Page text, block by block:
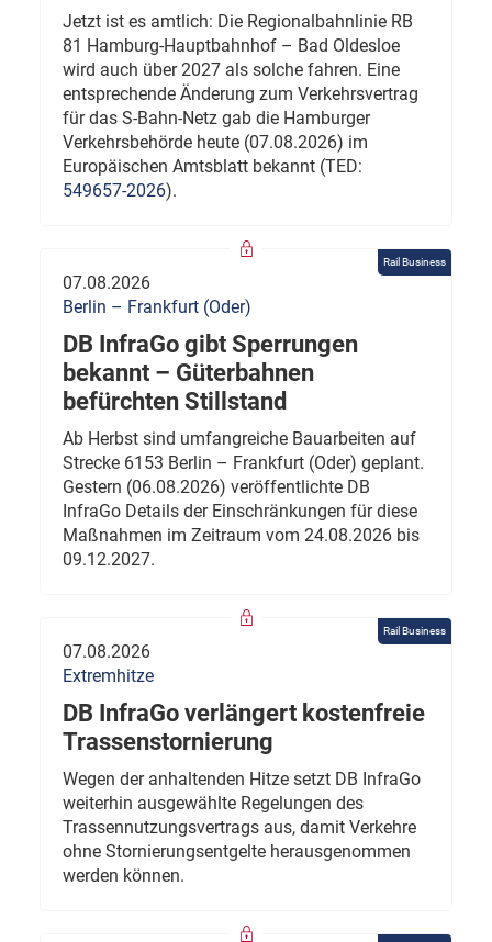
Jetzt ist es amtlich: Die Regionalbahnlinie RB
81 Hamburg-Hauptbahnhof – Bad Oldesloe
wird auch über 2027 als solche fahren. Eine
entsprechende Änderung zum Verkehrsvertrag
für das S-Bahn-Netz gab die Hamburger
Verkehrsbehörde heute (07.08.2026) im
Europäischen Amtsblatt bekannt (TED:
549657-2026).
Rail Business
07.08.2026
Berlin – Frankfurt (Oder)
DB InfraGo gibt Sperrungen
bekannt – Güterbahnen
befürchten Stillstand
Ab Herbst sind umfangreiche Bauarbeiten auf
Strecke 6153 Berlin – Frankfurt (Oder) geplant.
Gestern (06.08.2026) veröffentlichte DB
InfraGo Details der Einschränkungen für diese
Maßnahmen im Zeitraum vom 24.08.2026 bis
09.12.2027.
Rail Business
07.08.2026
Extremhitze
DB InfraGo verlängert kostenfreie
Trassenstornierung
Wegen der anhaltenden Hitze setzt DB InfraGo
weiterhin ausgewählte Regelungen des
Trassennutzungsvertrags aus, damit Verkehre
ohne Stornierungsentgelte herausgenommen
werden können.